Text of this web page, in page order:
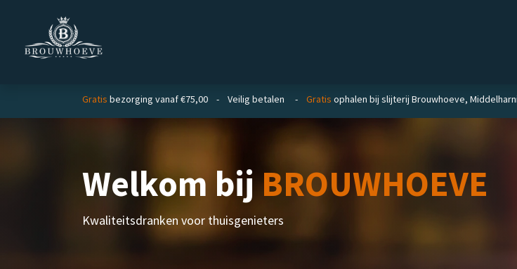
Gratis bezorging vanaf €75,00 - Veilig betalen - Gratis ophalen bij slijterij Brouwhoeve,
Welkom bijBROUWHOEVE
Kwaliteitsdranken voor thuisgenieters